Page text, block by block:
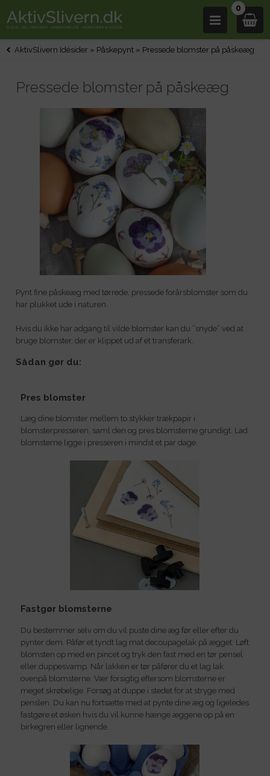
0
AktivSlivern Idésider » Påskepynt » Pressede blomster på påskeæg
Pressede blomster på påskeæg
Pynt fine påskeæg med tørrede, pressede forårsblomster som du
har plukket ude i naturen.
Hvis du ikke har adgang til vilde blomster kan du ”snyde” ved at
bruge blomster, der er klippet ud af et transferark.
Sådan gør du:
Pres blomster
Læg dine blomster mellem to stykker trækpapir i
blomsterpresseren, saml den og pres blomsterne grundigt. Lad
blomsterne ligge i presseren i mindst et par dage.
Fastgør blomsterne
Du bestemmer selv om du vil puste dine æg før eller efter du
pynter dem. Påfør et tyndt lag mat decoupagelak på ægget. Løft
blomsten op med en pincet og tryk den fast med en tør pensel
eller duppesvamp. Når lakken er tør påfører du et lag lak
ovenpå blomsterne. Vær forsigtig eftersom blomsterne er
meget skrøbelige. Forsøg at duppe i stedet for at stryge med
penslen. Du kan nu fortsætte med at pynte dine æg og ligeledes
fastgøre et øsken hvis du vil kunne hænge æggene op på en
birkegren eller lignende.